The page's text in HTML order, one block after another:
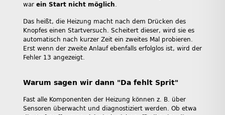
war ein Start nicht möglich.
Das heißt, die Heizung macht nach dem Drücken des
Knopfes einen Startversuch. Scheitert dieser, wird sie es
automatisch nach kurzer Zeit ein zweites Mal probieren.
Erst wenn der zweite Anlauf ebenfalls erfolglos ist, wird der
Fehler 13 angezeigt.
Warum sagen wir dann "Da fehlt Sprit"
Fast alle Komponenten der Heizung können z. B. über
Sensoren überwacht und diagnostiziert werden. Ob etwa